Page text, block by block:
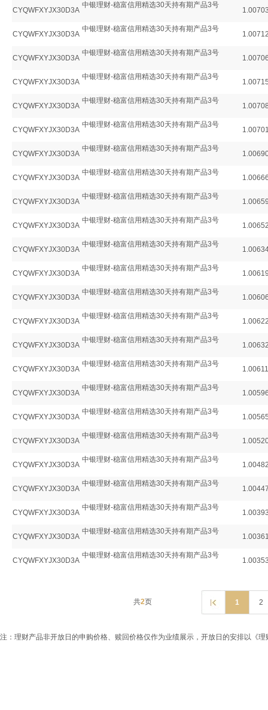
CYQWFXYJX30D3A
中银理财-稳富信用精选30天持有期产品3号
CYQWFXYJX30D3A
中银理财-稳富信用精选30天持有期产品3号
CYQWFXYJX30D3A
中银理财-稳富信用精选30天持有期产品3号
CYQWFXYJX30D3A
中银理财-稳富信用精选30天持有期产品3号
CYQWFXYJX30D3A
中银理财-稳富信用精选30天持有期产品3号
CYQWFXYJX30D3A
中银理财-稳富信用精选30天持有期产品3号
CYQWFXYJX30D3A
中银理财-稳富信用精选30天持有期产品3号
CYQWFXYJX30D3A
中银理财-稳富信用精选30天持有期产品3号
CYQWFXYJX30D3A
中银理财-稳富信用精选30天持有期产品3号
CYQWFXYJX30D3A
中银理财-稳富信用精选30天持有期产品3号
CYQWFXYJX30D3A
中银理财-稳富信用精选30天持有期产品3号
CYQWFXYJX30D3A
中银理财-稳富信用精选30天持有期产品3号
CYQWFXYJX30D3A
中银理财-稳富信用精选30天持有期产品3号
CYQWFXYJX30D3A
中银理财-稳富信用精选30天持有期产品3号
CYQWFXYJX30D3A
中银理财-稳富信用精选30天持有期产品3号
CYQWFXYJX30D3A
中银理财-稳富信用精选30天持有期产品3号
CYQWFXYJX30D3A
中银理财-稳富信用精选30天持有期产品3号
CYQWFXYJX30D3A
中银理财-稳富信用精选30天持有期产品3号
CYQWFXYJX30D3A
中银理财-稳富信用精选30天持有期产品3号
CYQWFXYJX30D3A
中银理财-稳富信用精选30天持有期产品3号
CYQWFXYJX30D3A
中银理财-稳富信用精选30天持有期产品3号
CYQWFXYJX30D3A
中银理财-稳富信用精选30天持有期产品3号
CYQWFXYJX30D3A
中银理财-稳富信用精选30天持有期产品3号
CYQWFXYJX30D3A
中银理财-稳富信用精选30天持有期产品3号
共2页 1 2
注：理财产品非开放日的申购价格、赎回价格仅作为业绩展示，开放日的安排以《